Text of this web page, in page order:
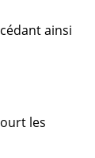
ainsi
les